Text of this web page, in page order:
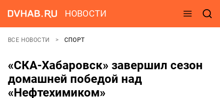
НОВОСТИ
ВСЕ НОВОСТИ СПОРТ
«СКА-Хабаровск» завершил сезон
домашней победой над
«Нефтехимиком»